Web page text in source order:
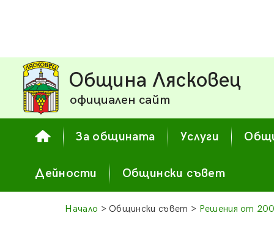
Община Лясковец
официален сайт
За общината Услуги
Дейности Общински съвет
Начало > Общински съвет > Решения от